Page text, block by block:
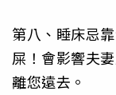
第八、睡床忌
屎！會影響夫
離您遠去。